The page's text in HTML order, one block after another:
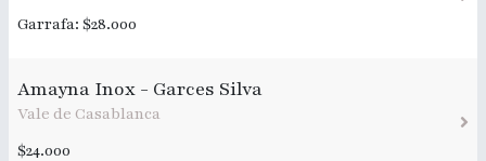
Garrafa: $28.000
Amayna Inox - Garces Silva
Vale de Casablanca
$24.000